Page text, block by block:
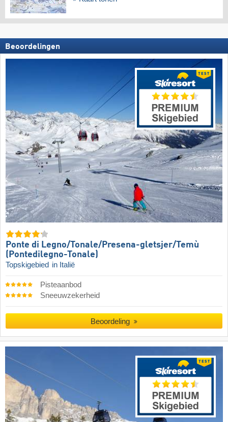
Beoordelingen
Ponte di Legno/​​Tonale/​​Presena-gletsjer/​​Temù
(Pontedilegno-Tonale)
Topskigebied in Italië
Pisteaanbod
Sneeuwzekerheid
Beoordeling